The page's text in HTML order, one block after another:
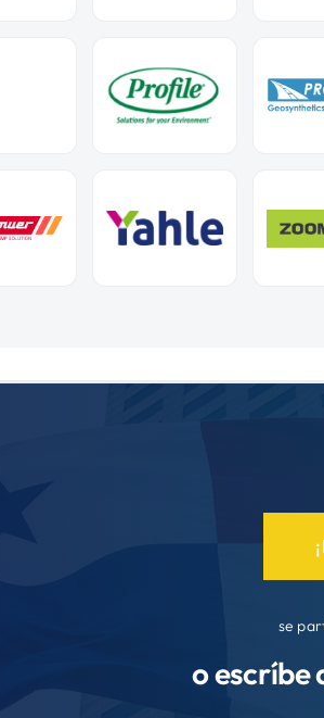
se
o escríbe